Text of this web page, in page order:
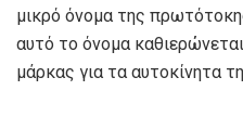
μικρό όνομα της
αυτό το όνομα
μάρκας για τα αυτοκίνητα